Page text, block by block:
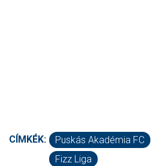
CÍMKÉK: Puskás Akadémia FC
Fizz Liga